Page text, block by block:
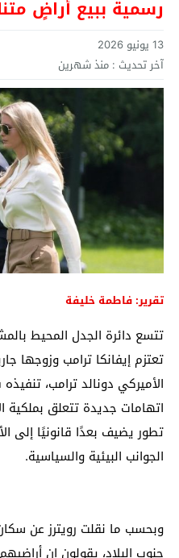
رسمية ببيع أراضٍ
13 يونيو 2026
آخر تحديث : منذ شهرين
تقرير: فاطمة خليفة
تتسع دائرة الجدل المحيط
تعتزم إيفانكا ترامب وزوجها
الأميركي دونالد ترامب،
اتهامات جديدة تتعلق
تطور يضيف بعدًا قانونيًا إلى
الجوانب البيئية والسياسية.
وبحسب ما نقلت رويترز عن